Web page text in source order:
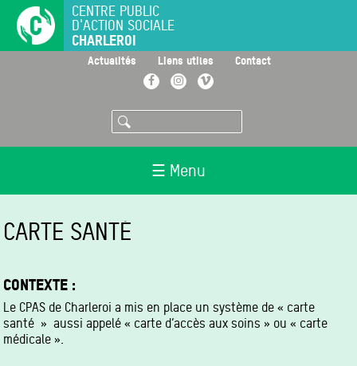
principal
CENTRE PUBLIC
D'ACTION SOCIALE
CHARLEROI
Actualités Liens utiles Contact
FacebookInstagramVimeo
Rechercher
☰ Menu
CARTE SANTÉ
CONTEXTE :
Le CPAS de Charleroi a mis en place un système de « carte
santé » aussi appelé « carte d’accès aux soins » ou « carte
médicale ».